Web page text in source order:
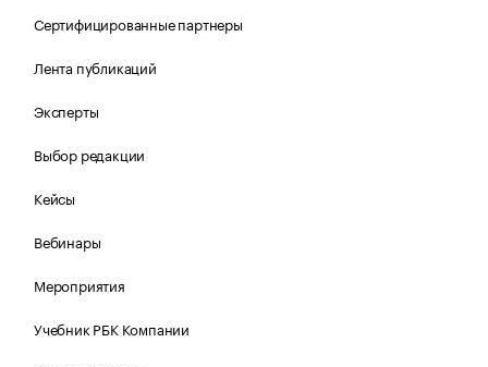
Сертифицированные партнеры
Лента публикаций
Эксперты
Выбор редакции
Кейсы
Вебинары
Мероприятия
Учебник РБК Компании